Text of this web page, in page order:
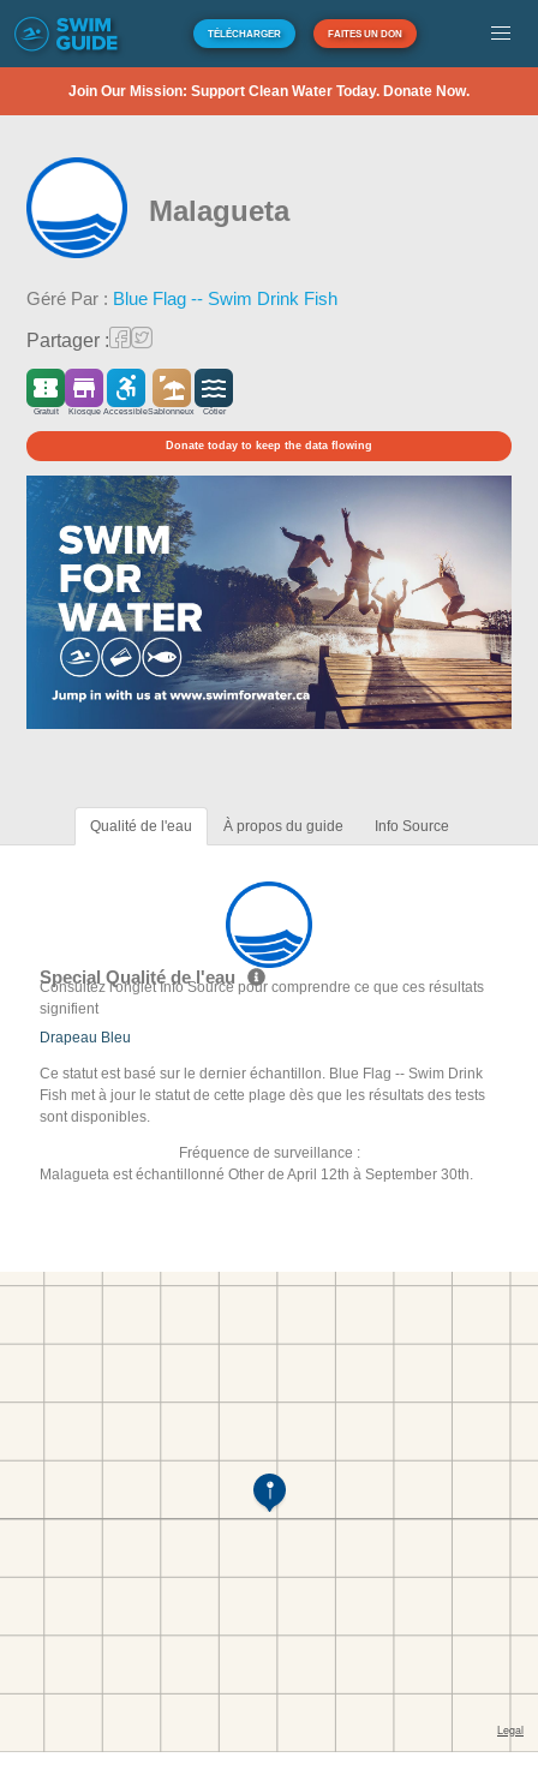
TÉLÉCHARGER FAITES UN DON
Join Our Mission: Support Clean Water Today. Donate Now.
Malagueta
Géré Par : Blue Flag -- Swim Drink Fish
Partager :
Gratuit Kiosque AccessibleSablonneux Côtier
Donate today to keep the data flowing
Qualité de l'eau À propos du guide Info Source
Special Qualité de l'eau
Consultez l'onglet Info Source pour comprendre ce que ces résultats
signifient
Drapeau Bleu
Ce statut est basé sur le dernier échantillon. Blue Flag -- Swim Drink
Fish met à jour le statut de cette plage dès que les résultats des tests
sont disponibles.
Fréquence de surveillance :
Malagueta est échantillonné Other de April 12th à September 30th.